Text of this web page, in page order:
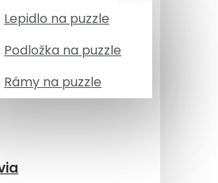
Lepidlo na puzzle
Podložka na puzzle
Rámy na puzzle